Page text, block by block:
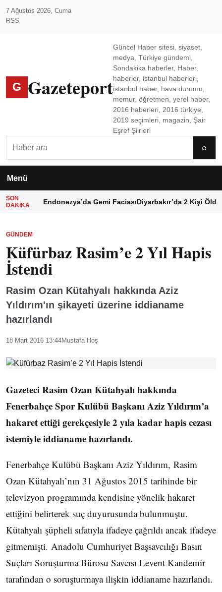
7 Ağustos 2026, Cuma
RSS
G Gazeteport
Güncel Haber sitesi, siyaset,
medya, Türkiye gündemi,
Sondakika haberler, Haber,
haberler, istanbul haberleri,
istanbul haber, hava durumu,
memur, öğretmen, yerel haber,
2016 haberleri, 2016 türkiye,
2019 seçimleri, magazin, Şair
Eşref Şiirleri
⌕
Menü
SON
DAKIKA
Endonezya’da Gemi FaciasıDiyarbakır’da 2 Kişi Öldü
GÜNDEM
Küfürbaz Rasim’e 2 Yıl Hapis
İstendi
Rasim Ozan Kütahyalı hakkında Aziz
Yıldırım'ın şikayeti üzerine iddianame
hazırlandı
18 Mart 2016 13:44Mustafa Hoş
Gazeteci Rasim Ozan Kütahyalı hakkında
Fenerbahçe Spor Kulübü Başkanı Aziz Yıldırım’a
hakaret ettiği gerekçesiyle 2 yıla kadar hapis cezası
istemiyle iddianame hazırlandı.
Fenerbahçe Kulübü Başkanı Aziz Yıldırım, Rasim
Ozan Kütahyalı’nın 31 Ağustos 2015 tarihinde bir
televizyon programında kendisine yönelik hakaret
ettiğini belirterek suç duyurusunda bulunmuştu.
Kütahyalı şüpheli sıfatıyla ifadeye çağrıldı ancak ifadeye
gitmemişti. Anadolu Cumhuriyet Başsavcılığı Basın
Suçları Soruşturma Bürosu Savcısı Levent Kandemir
tarafından o soruşturmaya ilişkin iddianame hazırlandı.